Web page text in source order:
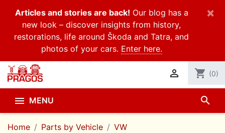
Articles and stories are back! Our blog has a
new look – discover insights from history,
restorations, life around Škoda and Tatra, and
photos of your cars. Enter here.
×
 shopping_cart (0)
 MENU search
Home Parts by Vehicle
VW